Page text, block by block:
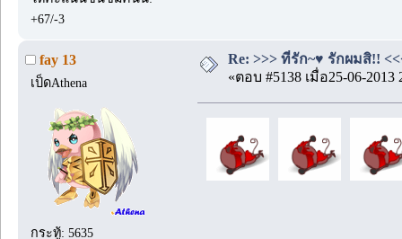
+67/-3
fay 13
เป็ดAthena
กระทู้: 5635
Re: >>> ที่รัก~♥ รักผมสิ!!
«ตอบ #5138 เมื่อ25-06-2013